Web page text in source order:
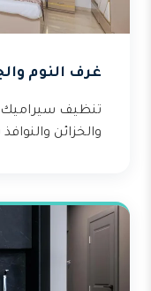
غرف النوم
تنظيف سيراميك
والخزائن